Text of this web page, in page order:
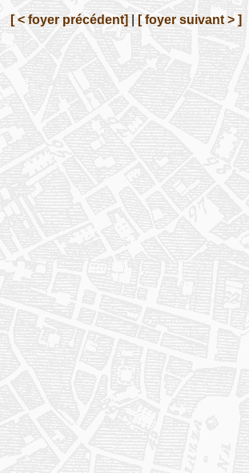
[ < foyer précédent] [ foyer suivant > ]